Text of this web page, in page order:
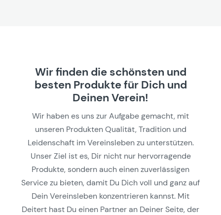
Wir finden die schönsten und
besten Produkte für Dich und
Deinen Verein!
Wir haben es uns zur Aufgabe gemacht, mit
unseren Produkten Qualität, Tradition und
Leidenschaft im Vereinsleben zu unterstützen.
Unser Ziel ist es, Dir nicht nur hervorragende
Produkte, sondern auch einen zuverlässigen
Service zu bieten, damit Du Dich voll und ganz auf
Dein Vereinsleben konzentrieren kannst. Mit
Deitert hast Du einen Partner an Deiner Seite, der